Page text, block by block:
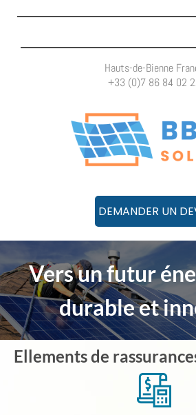
Hauts-de-Bienne
​+33 (0)7 86 84 02
DEMANDER UN
Vers un futur
durable et
Ellements de